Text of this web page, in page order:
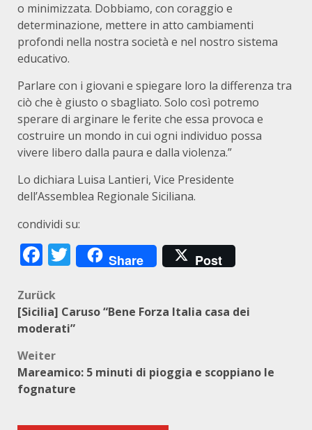
o minimizzata. Dobbiamo, con coraggio e
determinazione, mettere in atto cambiamenti
profondi nella nostra società e nel nostro sistema
educativo.
Parlare con i giovani e spiegare loro la differenza tra
ciò che è giusto o sbagliato. Solo così potremo
sperare di arginare le ferite che essa provoca e
costruire un mondo in cui ogni individuo possa
vivere libero dalla paura e dalla violenza.”
Lo dichiara Luisa Lantieri, Vice Presidente
dell’Assemblea Regionale Siciliana.
condividi su:
Facebook
Twitter
Share Post
Beitragsnavigation
Zurück
[Sicilia] Caruso “Bene Forza Italia casa dei
moderati”
Weiter
Mareamico: 5 minuti di pioggia e scoppiano le
fognature